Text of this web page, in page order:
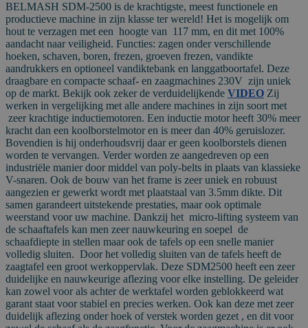
BELMASH SDM-2500 is de krachtigste, meest functionele en
productieve machine in zijn klasse ter wereld! Het is mogelijk om
hout te verzagen met een hoogte van 117 mm, en dit met 100%
aandacht naar veiligheid. Functies: zagen onder verschillende
hoeken, schaven, boren, frezen, groeven frezen, vandikte
aandrukkers en optioneel vandiktebank en langgatboortafel. Deze
draagbare en compacte schaaf- en zaagmachines 230V zijn uniek
op de markt. Bekijk ook zeker de verduidelijkende VIDEO Zij
werken in vergelijking met alle andere machines in zijn soort met
zeer krachtige inductiemotoren. Een inductie motor heeft 30% meer
kracht dan een koolborstelmotor en is meer dan 40% geruislozer.
Bovendien is hij onderhoudsvrij daar er geen koolborstels dienen
worden te vervangen. Verder worden ze aangedreven op een
industriële manier door middel van poly-belts in plaats van klassieke
V-snaren. Ook de bouw van het frame is zeer uniek en robuust
aangezien er gewerkt wordt met plaatstaal van 3.5mm dikte. Dit
samen garandeert uitstekende prestaties, maar ook optimale
weerstand voor uw machine. Dankzij het micro-lifting systeem van
de schaaftafels kan men zeer nauwkeuring en soepel de
schaafdiepte in stellen maar ook de tafels op een snelle manier
volledig sluiten. Door het volledig sluiten van de tafels heeft de
zaagtafel een groot werkoppervlak. Deze SDM2500 heeft een zeer
duidelijke en nauwkeurige aflezing voor elke instelling. De geleider
kan zowel voor als achter de werktafel worden geblokkeerd wat
garant staat voor stabiel en precies werken. Ook kan deze met zeer
duidelijk aflezing onder hoek of verstek worden gezet , en dit voor